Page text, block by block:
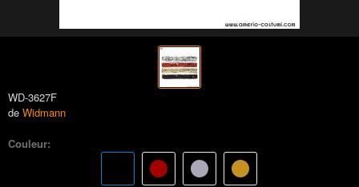
WD-3627F
de Widmann
Couleur: